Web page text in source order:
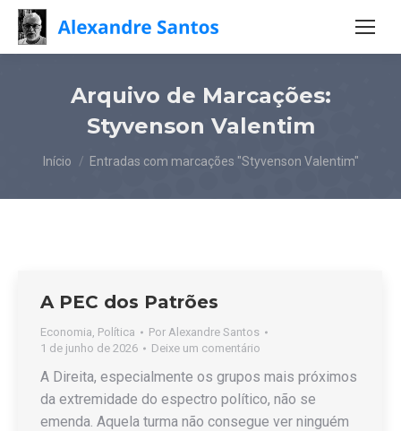
Arquivo de Marcações:
Styvenson Valentim
Você está aqui:
Início Entradas com marcações "Styvenson Valentim"
A PEC dos Patrões
Economia, Política Por Alexandre Santos
1 de junho de 2026
Deixe um comentário
A Direita, especialmente os grupos mais próximos
da extremidade do espectro político, não se
emenda. Aquela turma não consegue ver ninguém